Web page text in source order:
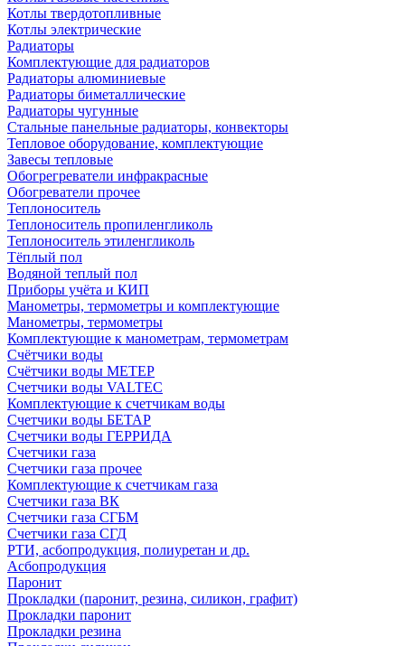
Котлы твердотопливные
Котлы электрические
Радиаторы
Комплектующие для радиаторов
Радиаторы алюминиевые
Радиаторы биметаллические
Радиаторы чугунные
Стальные панельные радиаторы, конвекторы
Тепловое оборудование, комплектующие
Завесы тепловые
Обогрегреватели инфракрасные
Обогреватели прочее
Теплоноситель
Теплоноситель пропиленгликоль
Теплоноситель этиленгликоль
Тёплый пол
Водяной теплый пол
Приборы учёта и КИП
Манометры, термометры и комплектующие
Манометры, термометры
Комплектующие к манометрам, термометрам
Счётчики воды
Счётчики воды МЕТЕР
Счетчики воды VALTEC
Комплектующие к счетчикам воды
Счетчики воды БЕТАР
Счетчики воды ГЕРРИДА
Счетчики газа
Счетчики газа прочее
Комплектующие к счетчикам газа
Счетчики газа ВК
Счетчики газа СГБМ
Счетчики газа СГД
РТИ, асбопродукция, полиуретан и др.
Асбопродукция
Паронит
Прокладки (паронит, резина, силикон, графит)
Прокладки паронит
Прокладки резина